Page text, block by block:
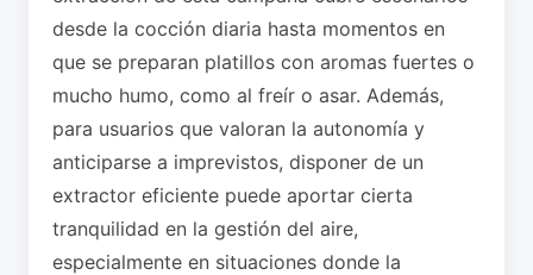
desde la cocción diaria hasta momentos en
que se preparan platillos con aromas fuertes o
mucho humo, como al freír o asar. Además,
para usuarios que valoran la autonomía y
anticiparse a imprevistos, disponer de un
extractor eficiente puede aportar cierta
tranquilidad en la gestión del aire,
especialmente en situaciones donde la